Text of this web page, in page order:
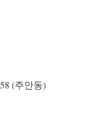
(주안동)